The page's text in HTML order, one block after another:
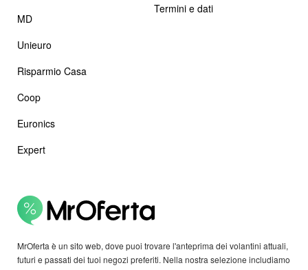
MrOferta è un sito web, dove puoi trovare l'anteprima dei volantini attuali,
futuri e passati dei tuoi negozi preferiti. Nella nostra selezione includiamo
MD
Unieuro
Risparmio Casa
Coop
Euronics
Expert
Termini e dati